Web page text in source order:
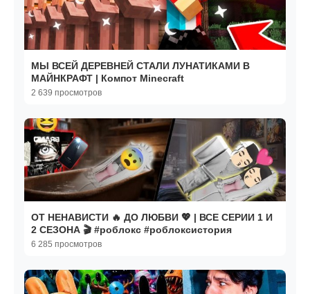
МЫ ВСЕЙ ДЕРЕВНЕЙ СТАЛИ ЛУНАТИКАМИ В
МАЙНКРАФТ | Компот Minecraft
2 639 просмотров
ОТ НЕНАВИСТИ 🔥 ДО ЛЮБВИ 💖 | ВСЕ СЕРИИ 1 И
2 СЕЗОНА 🎬 #роблокс #роблоксистория
6 285 просмотров